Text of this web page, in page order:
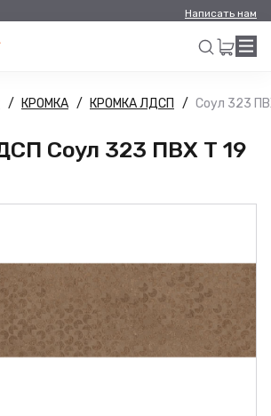
Написать нам
Искать
КРОМКА КРОМКА ЛДСП Соул 323
Соул 323 ПВХ Т 19